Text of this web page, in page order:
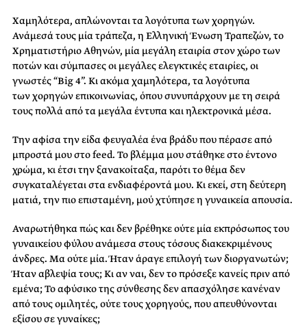
Χαμηλότερα, απλώνονται τα λογότυπα των χορηγών.
Ανάμεσά τους μία τράπεζα, η Ελληνική Ένωση Τραπεζών, το
Χρηματιστήριο Αθηνών, μία μεγάλη εταιρία στον χώρο των
ποτών και σύμπασες οι μεγάλες ελεγκτικές εταιρίες, οι
γνωστές “Big 4”. Κι ακόμα χαμηλότερα, τα λογότυπα
των χορηγών επικοινωνίας, όπου συνυπάρχουν με τη σειρά
τους πολλά από τα μεγάλα έντυπα και ηλεκτρονικά μέσα.
Την αφίσα την είδα φευγαλέα ένα βράδυ που πέρασε από
μπροστά μου στο feed. Το βλέμμα μου στάθηκε στο έντονο
χρώμα, κι έτσι την ξανακοίταξα, παρότι το θέμα δεν
συγκαταλέγεται στα ενδιαφέροντά μου. Κι εκεί, στη δεύτερη
ματιά, την πιο επισταμένη, μού χτύπησε η γυναικεία απουσία.
Αναρωτήθηκα πώς και δεν βρέθηκε ούτε μία εκπρόσωπος του
γυναικείου φύλου ανάμεσα στους τόσους διακεκριμένους
άνδρες. Μα ούτε μία. Ήταν άραγε επιλογή των διοργανωτών;
Ήταν αβλεψία τους; Κι αν ναι, δεν το πρόσεξε κανείς πριν από
εμένα; Το αφύσικο της σύνθεσης δεν απασχόλησε κανέναν
από τους ομιλητές, ούτε τους χορηγούς, που απευθύνονται
εξίσου σε γυναίκες;